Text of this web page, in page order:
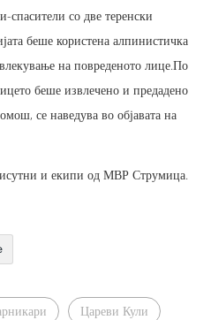
со две теренски
беше користена алпинистичка
на повреденото лице.По
беше извлечено и предадено
се наведува во објавата на
и екипи од МВР Струмица.
Цареви Кули